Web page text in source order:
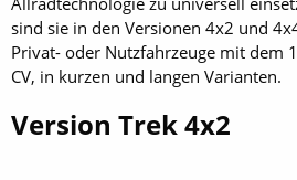
sind sie in den Versionen 4x2 und
Privat- oder Nutzfahrzeuge mit dem
CV, in kurzen und langen Varianten.
Version Trek 4x2